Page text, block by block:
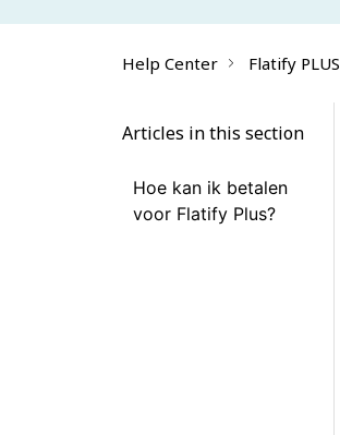
Help Center Flatify PLUS
Articles in this section
Hoe kan ik betalen
voor Flatify Plus?